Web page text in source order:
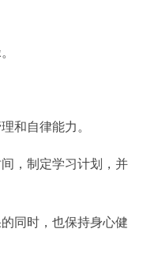
和自律能力。
，制定学习计划，并
同时，也保持身心健